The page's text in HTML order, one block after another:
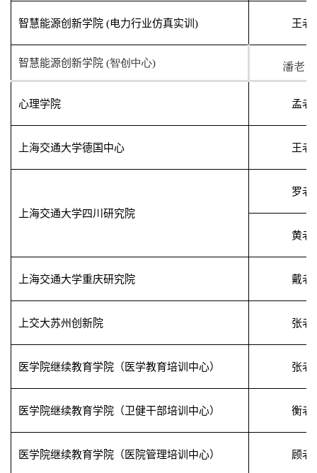
智慧能源创新学院 (电力行业仿真实训 ) 王老
智慧能源创新学院 (智创中心) 潘老师
心理学院 孟老
上海交通大学德国中心 王老
上海交通大学四川研究院
罗老
黄老
上海交通大学重庆研究院 戴老
上交大苏州创新院 张老
医学院继续教育学院（医学教育培训中心） 张老
医学院继续教育学院（卫健干部培训中心） 衡老
医学院继续教育学院（医院管理培训中心） 顾老